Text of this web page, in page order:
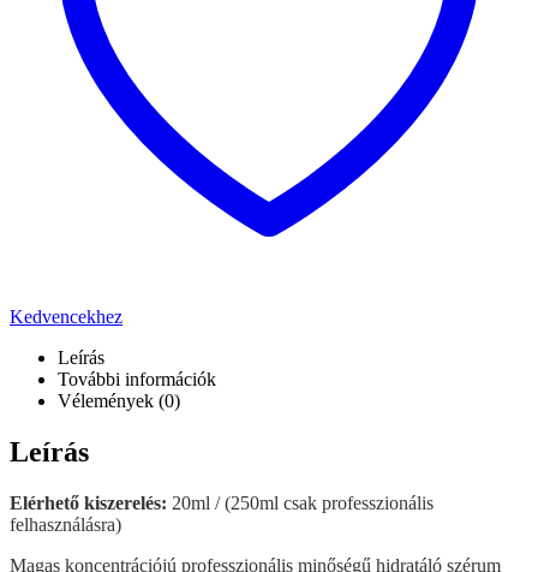
Kedvencekhez
Leírás
További információk
Vélemények (0)
Leírás
Elérhető kiszerelés: 20ml / (250ml csak professzionális
felhasználásra)
Magas koncentrációjú professzionális minőségű hidratáló szérum